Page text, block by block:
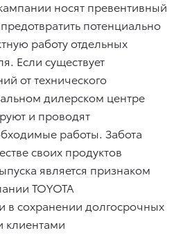
носят превентивный
потенциально
работу отдельных
Если существует
от технического
дилерском центре
и проводят
работы. Забота
своих продуктов
является признаком
TOYOTA
в сохранении долгосрочных
клиентами